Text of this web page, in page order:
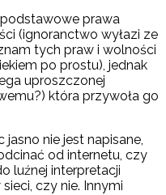
prawa
(ignoranctwo wyłazi ze
tych praw i wolności
po prostu), jednak
uproszczonej
która przywoła go
nie jest napisane,
od internetu, czy
luźnej interpretacji
czy nie. Innymi